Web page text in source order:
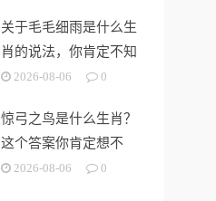
关于毛毛细雨是什么生
肖的说法，你肯定不知
道！
2026-08-06 0
惊弓之鸟是什么生肖？
这个答案你肯定想不
到！
2026-08-06 0